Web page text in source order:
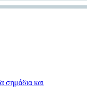
σημάδια και